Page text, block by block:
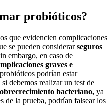
probióticos?
que evidencien complicaciones
se pueden considerarseguros
embargo, en caso de
graves e
podrían estar
debemos realizar un test de
obrecrecimiento bacteriano, ya
de la prueba, podrían falsear los